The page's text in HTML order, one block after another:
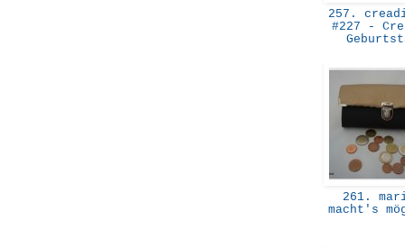
257.
#227 -
261.
macht's